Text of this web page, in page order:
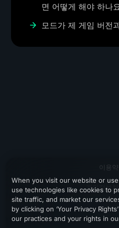
면 어떻게 해야 하나
모드가 제 게임 버전
이용
개인정보
지원
When you visit our website or
use technologies like cookies to
site traffic, and market our
by clicking on ‘Your Privacy
our practices and your rights in